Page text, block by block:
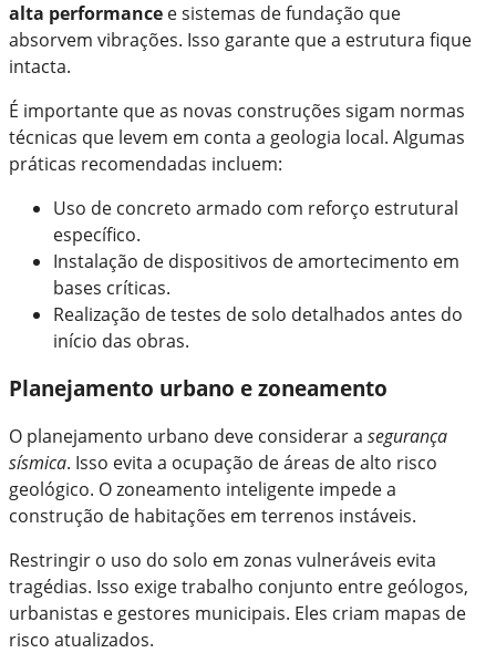
alta performance e sistemas de fundação que
absorvem vibrações. Isso garante que a estrutura fique
intacta.
É importante que as novas construções sigam normas
técnicas que levem em conta a geologia local. Algumas
práticas recomendadas incluem:
Uso de concreto armado com reforço estrutural
específico.
Instalação de dispositivos de amortecimento em
bases críticas.
Realização de testes de solo detalhados antes do
início das obras.
Planejamento urbano e zoneamento
O planejamento urbano deve considerar a segurança
sísmica. Isso evita a ocupação de áreas de alto risco
geológico. O zoneamento inteligente impede a
construção de habitações em terrenos instáveis.
Restringir o uso do solo em zonas vulneráveis evita
tragédias. Isso exige trabalho conjunto entre geólogos,
urbanistas e gestores municipais. Eles criam mapas de
risco atualizados.